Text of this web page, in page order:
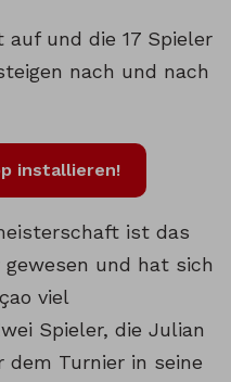
auf und die 17 Spieler
nach und nach
installieren!
ist das
und hat sich
viel
Spieler, die Julian
dem Turnier in seine